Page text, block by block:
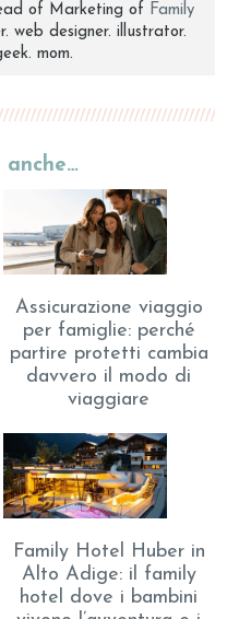
of Marketing of
Family
web designer. illustrator.
mom.
anche…
Assicurazione viaggio
per famiglie: perché
partire protetti cambia
davvero il modo di
viaggiare
Family Hotel Huber in
Alto Adige: il family
hotel dove i bambini